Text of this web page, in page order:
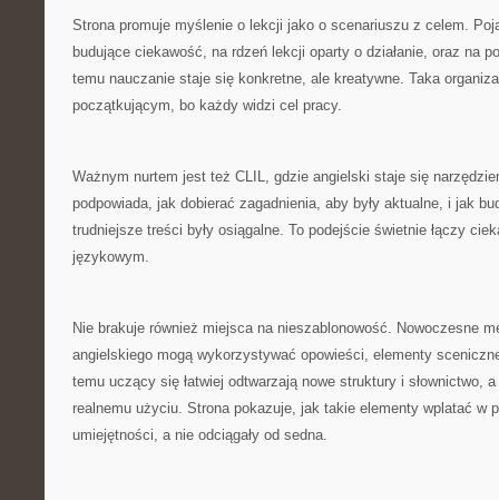
Strona promuje myślenie o lekcji jako o scenariuszu z celem.
budujące ciekawość, na rdzeń lekcji oparty o działanie, oraz na
temu nauczanie staje się konkretne, ale kreatywne. Taka
początkującym, bo każdy widzi cel pracy.
Ważnym nurtem jest też CLIL, gdzie angielski staje się
podpowiada, jak dobierać zagadnienia, aby były aktualne, i jak
trudniejsze treści były osiągalne. To podejście świetnie łączy
językowym.
Nie brakuje również miejsca na nieszablonowość. Nowoczesne
angielskiego mogą wykorzystywać opowieści, elementy
temu uczący się łatwiej odtwarzają nowe struktury i słownictwo,
realnemu użyciu. Strona pokazuje, jak takie elementy wplatać w
umiejętności, a nie odciągały od sedna.